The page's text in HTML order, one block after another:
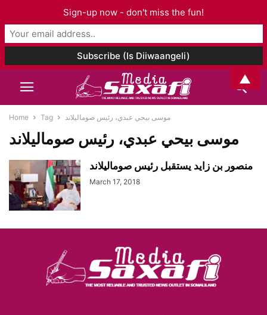
Home Tag موسى بيحي عبدي، رئيس صوماليلاند
موسى بيحي عبدي، رئيس صوماليلاند
منصور بن زايد يستقبل رئيس صوماليلاند
March 17, 2018
Sign-up now - don't miss the fun!
▲